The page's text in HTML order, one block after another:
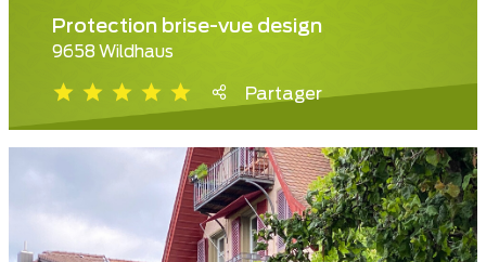
Protection brise-vue design
9658 Wildhaus
Partager